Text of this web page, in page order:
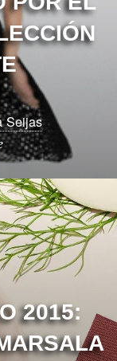
Seijas
2015: